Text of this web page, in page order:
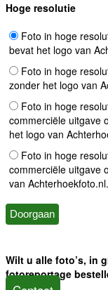
Hoge resolutie
Foto in hoge
bevat het logo van
Foto in hoge
zonder het logo van
Foto in hoge
commerciële uitgave
het logo van
Foto in hoge
commerciële uitgave
van Achterhoekfoto.nl.
Wilt u alle foto’s, in
fotoreportage